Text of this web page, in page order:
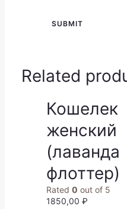
Related
Кошелек
женский
(лаванда
флоттер)
Rated 0 out of 5
1850,00 ₽